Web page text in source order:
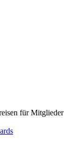
für Mitglieder